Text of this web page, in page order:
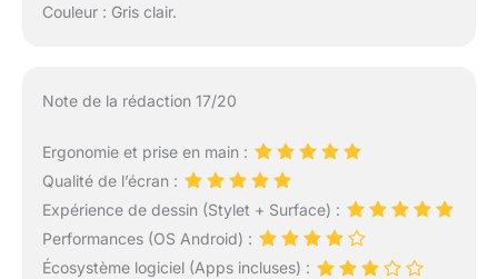
Couleur : Gris clair.
Note de la rédaction 17/20
Ergonomie et prise en main :
Qualité de l’écran :
Expérience de dessin (Stylet + Surface) :
Performances (OS Android) :
Écosystème logiciel (Apps incluses) :